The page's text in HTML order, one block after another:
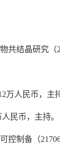
结晶研究（
万人民币，主
民币，主持。
制备（